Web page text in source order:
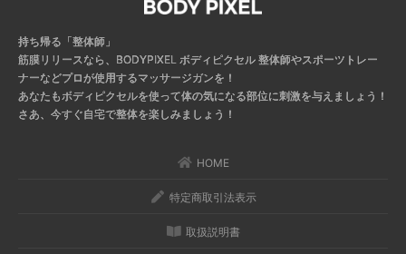
持ち帰る「整体師」
筋膜リリースなら、BODYPIXEL ボディピクセル 整体師やスポーツトレー
ナーなどプロが使用するマッサージガンを！
あなたもボディピクセルを使って体の気になる部位に刺激を与えましょう！
さあ、今すぐ自宅で整体を楽しみましょう！
HOME
特定商取引法表示
取扱説明書